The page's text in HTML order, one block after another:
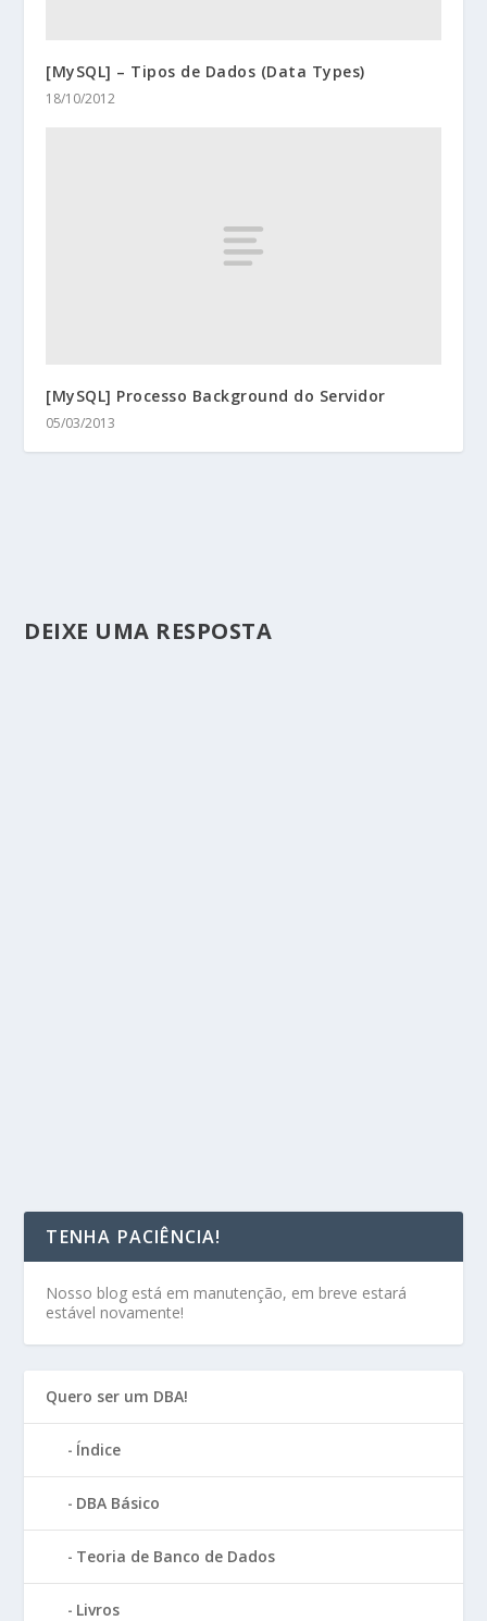
[MySQL] – Tipos de Dados (Data Types)
18/10/2012
[MySQL] Processo Background do Servidor
05/03/2013
DEIXE UMA RESPOSTA
TENHA PACIÊNCIA!
Nosso blog está em manutenção, em breve estará
estável novamente!
Quero ser um DBA!
Índice
DBA Básico
Teoria de Banco de Dados
Livros